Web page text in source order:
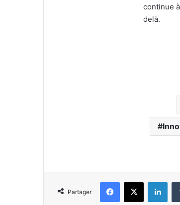
continue
delà.
Partager
Facebook
X